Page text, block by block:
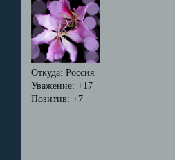
Откуда: Россия
Уважение: +17
Позитив: +7